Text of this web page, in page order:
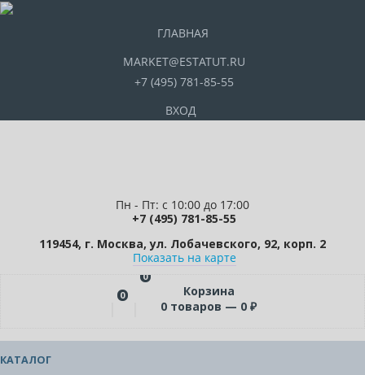
ГЛАВНАЯ
MARKET@ESTATUT.RU
+7 (495) 781-85-55
ВХОД
Пн - Пт: с 10:00 до 17:00
+7 (495) 781-85-55
119454, г. Москва, ул. Лобачевского, 92, корп. 2
Показать на карте
0
0
Корзина
0 товаров — 0 ₽
КАТАЛОГ